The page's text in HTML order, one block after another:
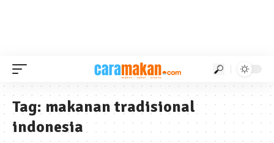
Tag: makanan tradisional
indonesia